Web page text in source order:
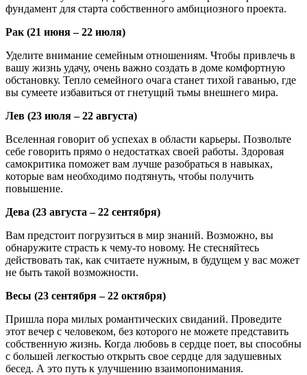
фундамент для старта собственного амбициозного проекта.
Рак (21 июня – 22 июля)
Уделите внимание семейным отношениям. Чтобы привлечь в
вашу жизнь удачу, очень важно создать в доме комфортную
обстановку. Тепло семейного очага станет тихой гаванью, где
вы сумеете избавиться от гнетущий тьмы внешнего мира.
Лев (23 июля – 22 августа)
Вселенная говорит об успехах в области карьеры. Позвольте
себе говорить прямо о недостатках своей работы. Здоровая
самокритика поможет вам лучше разобраться в навыках,
которые вам необходимо подтянуть, чтобы получить
повышение.
Дева (23 августа – 22 сентября)
Вам предстоит погрузиться в мир знаний. Возможно, вы
обнаружите страсть к чему-то новому. Не стесняйтесь
действовать так, как считаете нужным, в будущем у вас может
не быть такой возможности.
Весы (23 сентября – 22 октября)
Пришла пора милых романтических свиданий. Проведите
этот вечер с человеком, без которого не можете представить
собственную жизнь. Когда любовь в сердце поет, вы способны
с большей легкостью открыть свое сердце для задушевных
бесед. А это путь к улучшению взаимопонимания.